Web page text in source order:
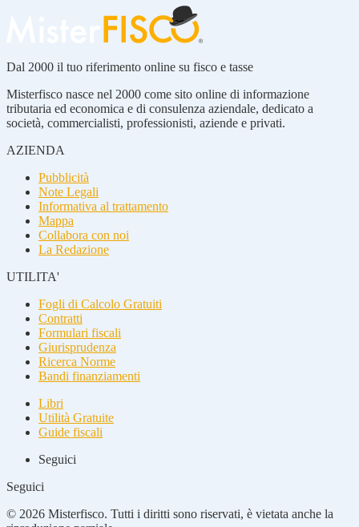
Dal 2000 il tuo riferimento online su fisco e tasse
Misterfisco nasce nel 2000 come sito online di informazione
tributaria ed economica e di consulenza aziendale, dedicato a
società, commercialisti, professionisti, aziende e privati.
AZIENDA
Pubblicità
Note Legali
Informativa al trattamento
Mappa
Collabora con noi
La Redazione
UTILITA'
Fogli di Calcolo Gratuiti
Contratti
Formulari fiscali
Giurisprudenza
Ricerca Norme
Bandi finanziamenti
Libri
Utilità Gratuite
Guide fiscali
Seguici
Seguici
© 2026 Misterfisco. Tutti i diritti sono riservati, è vietata anche la